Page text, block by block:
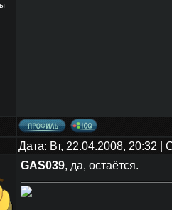
Дата: Вт, 22.04.2008, 20:32
GAS039, да, остаётся.